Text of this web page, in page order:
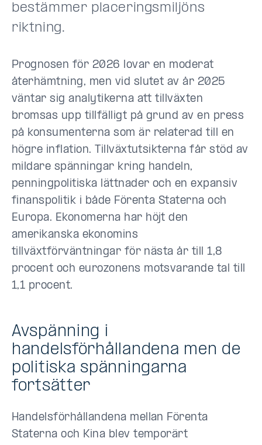
bestämmer placeringsmiljöns
riktning.
Prognosen för 2026 lovar en moderat
återhämtning, men vid slutet av år 2025
väntar sig analytikerna att tillväxten
bromsas upp tillfälligt på grund av en press
på konsumenterna som är relaterad till en
högre inflation. Tillväxtutsikterna får stöd av
mildare spänningar kring handeln,
penningpolitiska lättnader och en expansiv
finanspolitik i både Förenta Staterna och
Europa. Ekonomerna har höjt den
amerikanska ekonomins
tillväxtförväntningar för nästa år till 1,8
procent och eurozonens motsvarande tal till
1,1 procent.
Avspänning i
handelsförhållandena men de
politiska spänningarna
fortsätter
Handelsförhållandena mellan Förenta
Staterna och Kina blev temporärt